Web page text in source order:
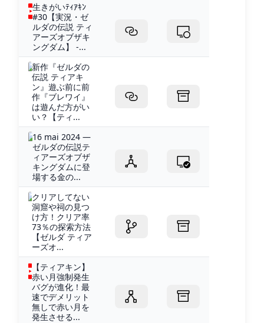
生きがいﾃｨｱｷﾝ
#30【実況・ゼ
ルダの伝説 ティ
アーズオブザキ
ングダム】 -...
新作『ゼルダの
伝説 ティアキ
ン』遊ぶ前に前
作『ブレワイ』
は遊んだ方がい
い？【ティ...
16 mai 2024 —
ゼルダの伝説テ
ィアーズオブザ
キングダムに登
場する金の...
クリアしてない
洞窟や祠の見つ
け方！クリア率
73％の探索方法
【ゼルダ ティア
ーズオ...
【ティアキン】
赤い月強制発生
バグが進化！最
速でデメリット
無しで赤い月を
発生させる...